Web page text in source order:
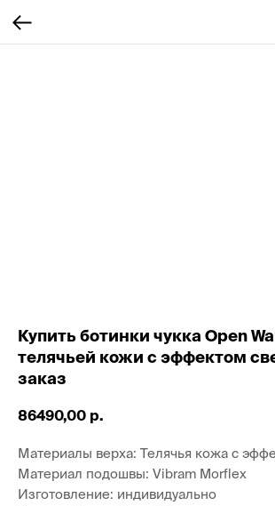
Купить ботинки чукка Open
телячьей кожи с эффектом
заказ
86490,00 р.
Материалы верха: Телячья кожа с
Материал подошвы: Vibram Morflex
Изготовление: индивидуально